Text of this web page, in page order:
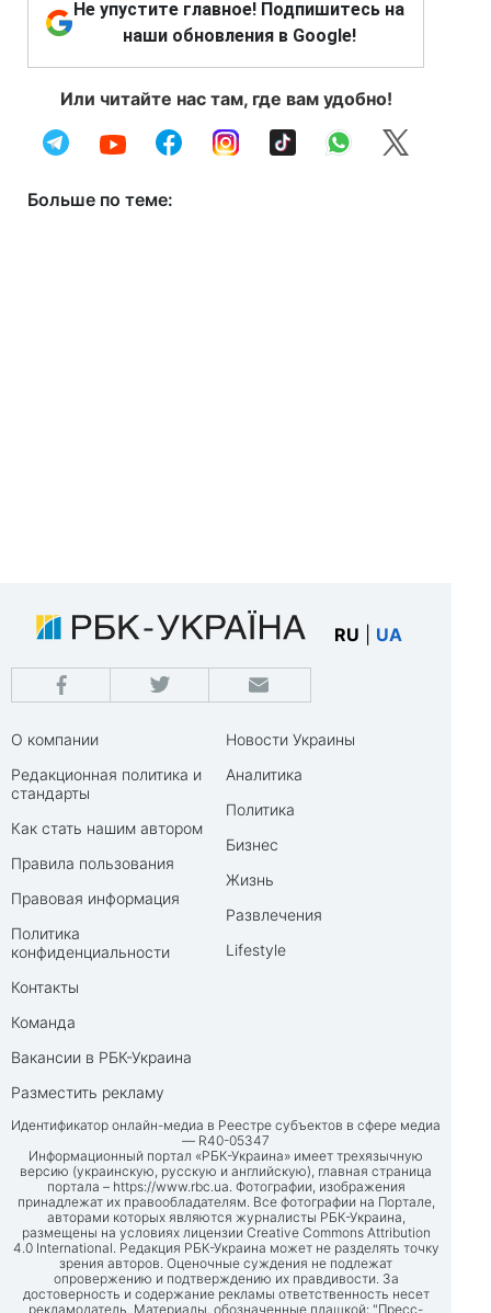
Не упустите главное! Подпишитесь на
наши обновления в Google!
Или читайте нас там, где вам удобно!
Больше по теме:
RU UA
О компании
Редакционная политика и
стандарты
Как стать нашим автором
Правила пользования
Правовая информация
Политика
конфиденциальности
Контакты
Команда
Вакансии в РБК-Украина
Разместить рекламу
Новости Украины
Аналитика
Политика
Бизнес
Жизнь
Развлечения
Lifestyle
Идентификатор онлайн-медиа в Реестре субъектов в сфере медиа
— R40-05347
Информационный портал «РБК-Украина» имеет трехязычную
версию (украинскую, русскую и английскую), главная страница
портала – https://www.rbc.ua. Фотографии, изображения
принадлежат их правообладателям. Все фотографии на Портале,
авторами которых являются журналисты РБК-Украина,
размещены на условиях лицензии Creative Commons Attribution
4.0 International. Редакция РБК-Украина может не разделять точку
зрения авторов. Оценочные суждения не подлежат
опровержению и подтверждению их правдивости. За
достоверность и содержание рекламы ответственность несет
рекламодатель. Материалы, обозначенные плашкой: "Пресс-